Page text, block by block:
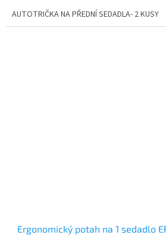
AUTOTRIČKA NA PŘEDNÍ SEDADLA- 2 KUSY
Ergonomický potah na 1 sedadlo